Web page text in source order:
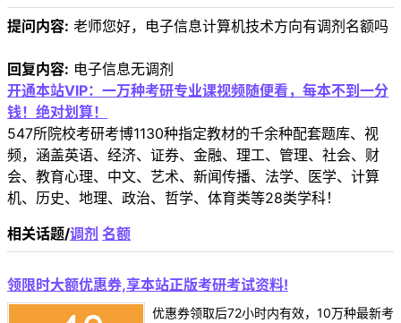
提问内容: 老师您好，电子信息计算机技术方向有调剂名额吗
回复内容: 电子信息无调剂
开通本站VIP：一万种考研专业课视频随便看，每本不到一分
钱！绝对划算！
547所院校考研考博1130种指定教材的千余种配套题库、视
频，涵盖英语、经济、证券、金融、理工、管理、社会、财
会、教育心理、中文、艺术、新闻传播、法学、医学、计算
机、历史、地理、政治、哲学、体育类等28类学科！
相关话题/调剂 名额
领限时大额优惠券,享本站正版考研考试资料!
优惠券领取后72小时内有效，10万种最新考